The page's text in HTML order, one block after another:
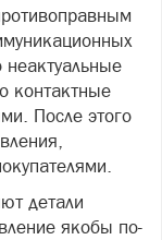
контактные
После этого
детали
якобы по-